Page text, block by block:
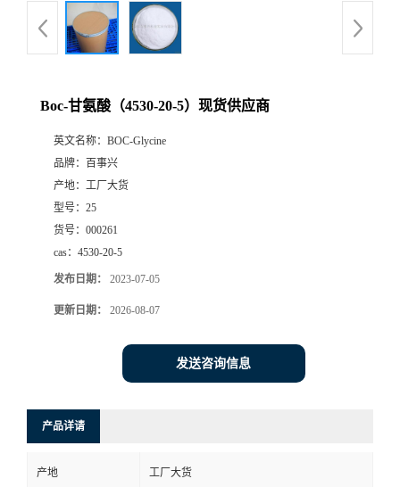
Boc-甘氨酸（4530-20-5）现货供应商
英文名称： BOC-Glycine
品牌：
百事兴
产地： 工厂大货
型号： 25
货号： 000261
cas： 4530-20-5
发布日期： 2023-07-05
更新日期： 2026-08-07
发送咨询信息
产品详请
产地 工厂大货